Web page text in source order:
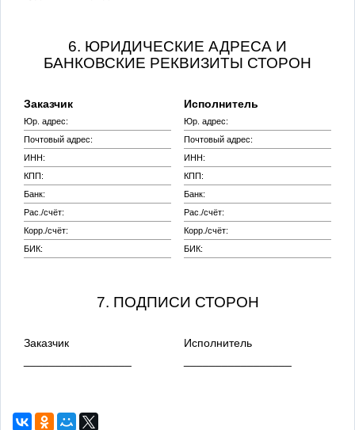
6. ЮРИДИЧЕСКИЕ АДРЕСА И
БАНКОВСКИЕ РЕКВИЗИТЫ СТОРОН
Заказчик
Юр. адрес:
Почтовый адрес:
ИНН:
КПП:
Банк:
Рас./счёт:
Корр./счёт:
БИК:
Исполнитель
Юр. адрес:
Почтовый адрес:
ИНН:
КПП:
Банк:
Рас./счёт:
Корр./счёт:
БИК:
7. ПОДПИСИ СТОРОН
Заказчик
Исполнитель